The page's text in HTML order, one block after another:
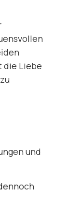
die Liebe
und